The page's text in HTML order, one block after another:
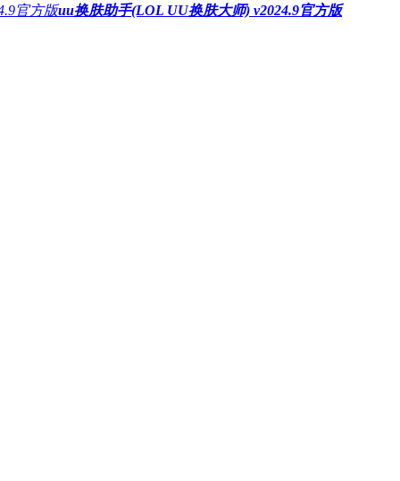
uu换肤助手(LOL UU换肤大师) v2024.9官方版